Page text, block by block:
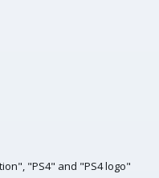
"PS4" and "PS4 logo"